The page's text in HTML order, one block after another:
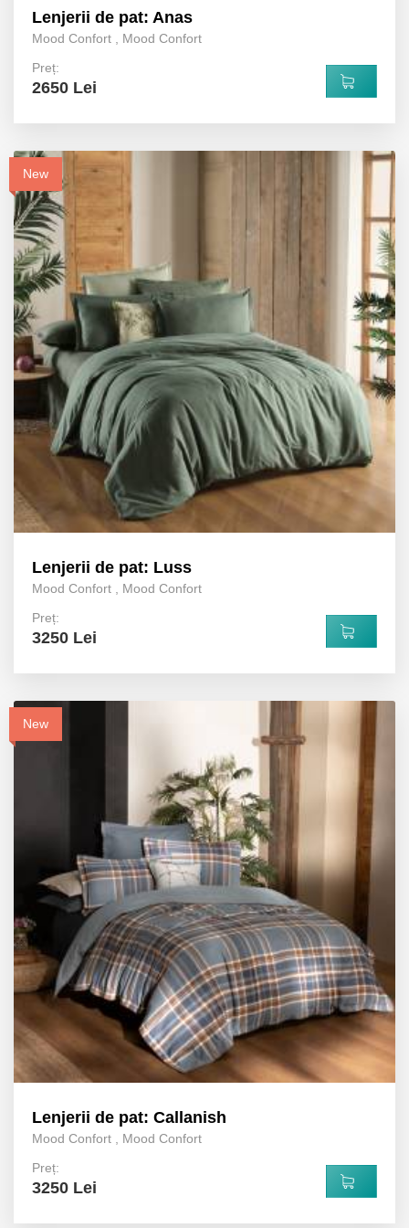
Lenjerii de pat: Anas
Mood Confort , Mood Confort
Preț:
2650 Lei
New
Lenjerii de pat: Luss
Mood Confort , Mood Confort
Preț:
3250 Lei
New
Lenjerii de pat: Callanish
Mood Confort , Mood Confort
Preț:
3250 Lei